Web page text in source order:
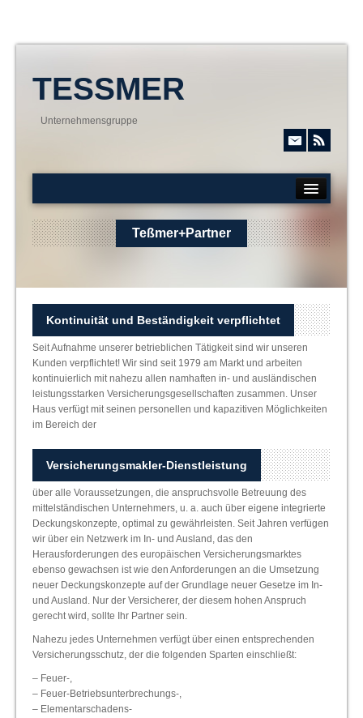
TESSMER
Unternehmensgruppe
UNTERNEHMENSBEREICHE
KARRIERE
KONTAKT
Teßmer+Partner
Kontinuität und Beständigkeit verpflichtet
Seit Aufnahme unserer betrieblichen Tätigkeit sind wir unseren
Kunden verpflichtet! Wir sind seit 1979 am Markt und arbeiten
kontinuierlich mit nahezu allen namhaften in- und ausländischen
leistungsstarken Versicherungsgesellschaften zusammen. Unser
Haus verfügt mit seinen personellen und kapazitiven Möglichkeiten
im Bereich der
Versicherungsmakler-Dienstleistung
über alle Voraussetzungen, die anspruchsvolle Betreuung des
mittelständischen Unternehmers, u. a. auch über eigene integrierte
Deckungskonzepte, optimal zu gewährleisten. Seit Jahren verfügen
wir über ein Netzwerk im In- und Ausland, das den
Herausforderungen des europäischen Versicherungsmarktes
ebenso gewachsen ist wie den Anforderungen an die Umsetzung
neuer Deckungskonzepte auf der Grundlage neuer Gesetze im In-
und Ausland. Nur der Versicherer, der diesem hohen Anspruch
gerecht wird, sollte Ihr Partner sein.
Nahezu jedes Unternehmen verfügt über einen entsprechenden
Versicherungsschutz, der die folgenden Sparten einschließt:
– Feuer-,
– Feuer-Betriebsunterbrechungs-,
– Elementarschadens-